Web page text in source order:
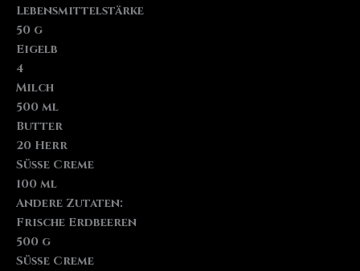
Lebensmittelstärke
50 g
Eigelb
4
Milch
500 ml
Butter
20 Herr
Süße Creme
100 ml
Andere Zutaten:
Frische Erdbeeren
500 g
Süße Creme